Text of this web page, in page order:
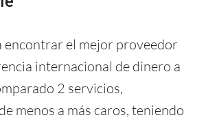
encontrar el mejor proveedor
internacional de dinero a
2 servicios,
menos a más caros, teniendo